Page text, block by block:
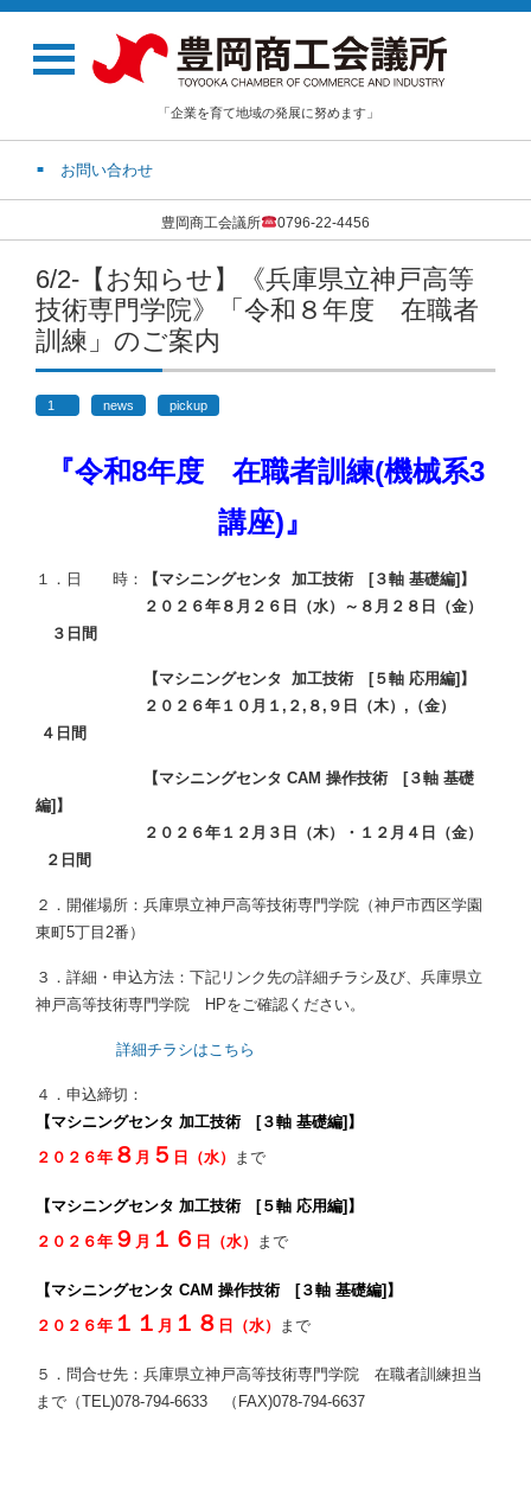
「企業を育て地域の発展に努めます」
お問い合わせ
豊岡商工会議所 0796-22-4456
6/2-【お知らせ】《兵庫県立神戸高等
技術専門学院》「令和８年度 在職者
訓練」のご案内
1 news pickup
『令和8年度 在職者訓練(機械系3
講座)』
１．日 時：
【マシニングセンタ 加工技術 [３軸 基礎編]】
２０２６年８月２６日（水）～８月２８日（金）
３日間
【マシニングセンタ 加工技術 [５軸 応用編]】
２０２６年１０月１,２,８,９日（木）,（金）
４日間
【マシニングセンタ CAM 操作技術 [３軸 基礎
編]】
２０２６年１２月３ 日（木）・１２月４日（金）
２日間
２．開催場所：兵庫県立神戸高等技術専門学院（神戸市西区学園
東町5丁目2番）
３．詳細・申込方法：下記リンク先の詳細チラシ及び、兵庫県立
神戸高等技術専門学院 HPをご確認ください。
詳細チラシはこちら
４．申込締切：
【マシニングセンタ 加工技術 [３軸 基礎編]】
２０２６年 ８ 月 ５ 日 （水） まで
【マシニングセンタ 加工技術 [５軸 応用編]】
２０２６年 ９ 月 １６ 日（水） まで
【マシニングセンタ CAM 操作技術 [３軸 基礎編]】
２０２６年 １１ 月 １８ 日（水） まで
５．問合せ先：兵庫県立神戸高等技術専門学院 在職者訓練担当
まで（TEL)078-794-6633 （FAX)078-794-6637